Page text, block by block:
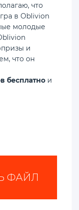
что
в Oblivion
молодые
и
что он
бесплатно и
ФАЙЛ